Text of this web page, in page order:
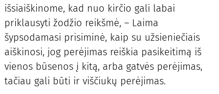
išsiaiškinome, kad nuo kirčio gali labai
priklausyti žodžio reikšmė, – Laima
šypsodamasi prisiminė, kaip su užsieniečiais
aiškinosi, jog perėjimas reiškia pasikeitimą iš
vienos būsenos į kitą, arba gatvės perėjimas,
tačiau gali būti ir viščiukų perėjimas.